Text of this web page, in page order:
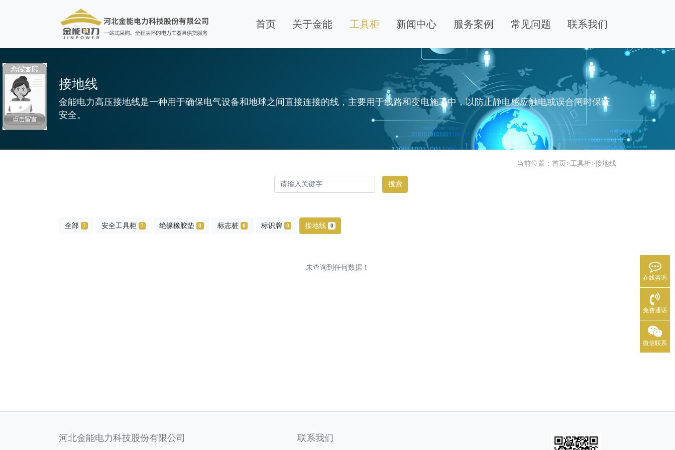
首页 关于金能 工具柜 新闻中心 服务案例 常见问题 联系我们
接地线
金能电力高压接地线‌是一种用于确保电气设备和地球之间直接连接的线，主要用于线路和变电施工中，以防止静电感应触电或误合闸时保证
安全。
当前位置： 首页 >工具柜>接地线
搜索
全部 7 安全工具柜 7 绝缘橡胶垫 0 标志桩 0 标识牌 0 接地线 0
未查询到任何数据！
河北金能电力科技股份有限公司 联系我们
在线咨询
免费通话
微信联系